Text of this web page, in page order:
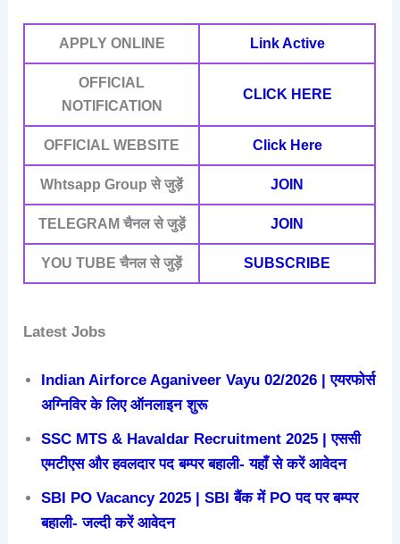
APPLY ONLINE Link Active
OFFICIAL
NOTIFICATION
CLICK HERE
OFFICIAL WEBSITE Click Here
Whtsapp Group से जुड़ें JOIN
TELEGRAM चैनल से जुड़ें JOIN
YOU TUBE चैनल से जुड़ें SUBSCRIBE
Latest Jobs
Indian Airforce Aganiveer Vayu 02/2026 | एयरफोर्स
अग्निविर के लिए ऑनलाइन शुरू
SSC MTS & Havaldar Recruitment 2025 | एससी
एमटीएस और हवलदार पद बम्पर बहाली- यहाँ से करें आवेदन
SBI PO Vacancy 2025 | SBI बैंक में PO पद पर बम्पर
बहाली- जल्दी करें आवेदन